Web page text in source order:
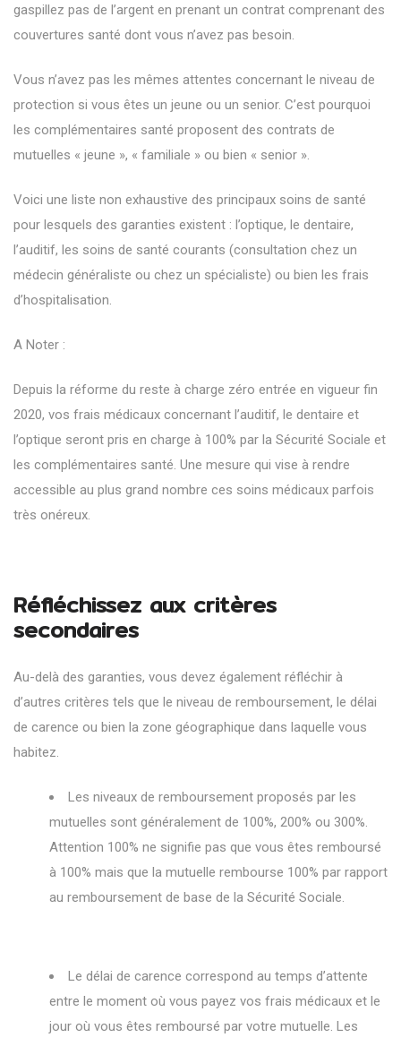
gaspillez pas de l’argent en prenant un contrat comprenant des
couvertures santé dont vous n’avez pas besoin.
Vous n’avez pas les mêmes attentes concernant le niveau de
protection si vous êtes un jeune ou un senior. C’est pourquoi
les complémentaires santé proposent des contrats de
mutuelles « jeune », « familiale » ou bien « senior ».
Voici une liste non exhaustive des principaux soins de santé
pour lesquels des garanties existent : l’optique, le dentaire,
l’auditif, les soins de santé courants (consultation chez un
médecin généraliste ou chez un spécialiste) ou bien les frais
d’hospitalisation.
A Noter :
Depuis la réforme du reste à charge zéro entrée en vigueur fin
2020, vos frais médicaux concernant l’auditif, le dentaire et
l’optique seront pris en charge à 100% par la Sécurité Sociale et
les complémentaires santé. Une mesure qui vise à rendre
accessible au plus grand nombre ces soins médicaux parfois
très onéreux.
Réfléchissez aux critères
secondaires
Au-delà des garanties, vous devez également réfléchir à
d’autres critères tels que le niveau de remboursement, le délai
de carence ou bien la zone géographique dans laquelle vous
habitez.
Les niveaux de remboursement proposés par les
mutuelles sont généralement de 100%, 200% ou 300%.
Attention 100% ne signifie pas que vous êtes remboursé
à 100% mais que la mutuelle rembourse 100% par rapport
au remboursement de base de la Sécurité Sociale.
Le délai de carence correspond au temps d’attente
entre le moment où vous payez vos frais médicaux et le
jour où vous êtes remboursé par votre mutuelle. Les